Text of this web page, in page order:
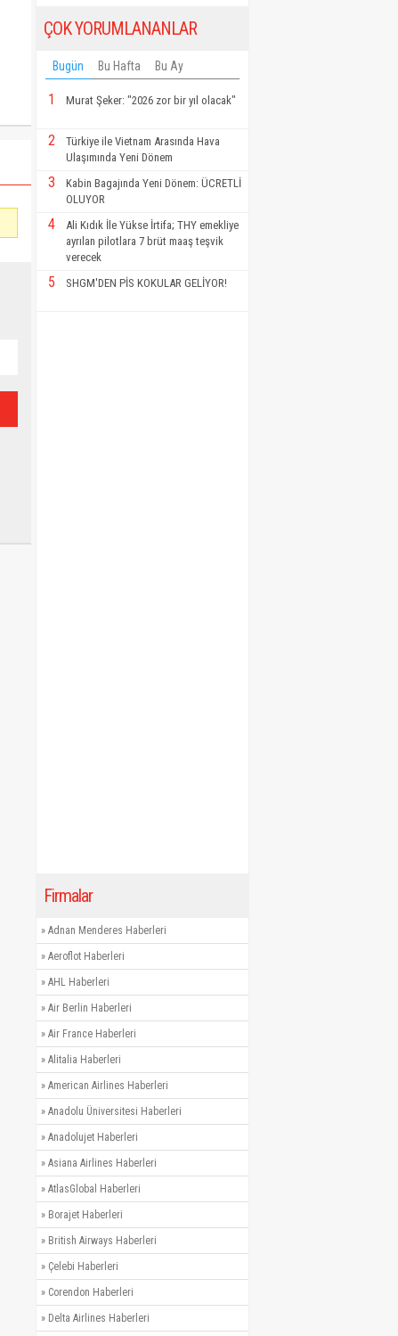
ÇOK YORUMLANANLAR
Bugün Bu Hafta Bu Ay
1 Murat Şeker: "2026 zor bir yıl olacak"
2
Türkiye ile Vietnam Arasında Hava
Ulaşımında Yeni Dönem
3
Kabin Bagajında Yeni Dönem: ÜCRETLİ
OLUYOR
4
Ali Kıdık İle Yükse İrtifa; THY emekliye
ayrılan pilotlara 7 brüt maaş teşvik
verecek
5 SHGM'DEN PİS KOKULAR GELİYOR!
Firmalar
» Adnan Menderes Haberleri
» Aeroflot Haberleri
» AHL Haberleri
» Air Berlin Haberleri
» Air France Haberleri
» Alitalia Haberleri
» American Airlines Haberleri
» Anadolu Üniversitesi Haberleri
» Anadolujet Haberleri
» Asiana Airlines Haberleri
» AtlasGlobal Haberleri
» Borajet Haberleri
» British Airways Haberleri
» Çelebi Haberleri
» Corendon Haberleri
» Delta Airlines Haberleri